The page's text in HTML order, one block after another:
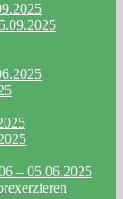
– 05.06.2025